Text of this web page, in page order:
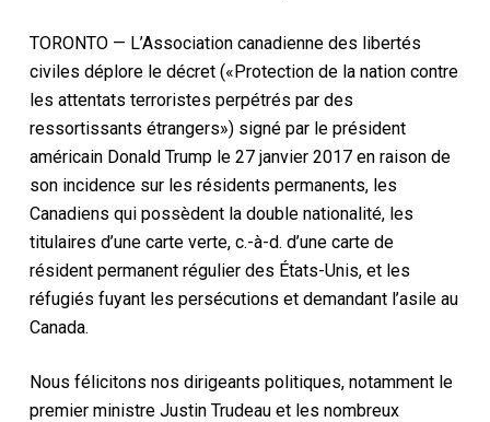
TORONTO — L’Association canadienne des libertés
civiles déplore le décret («Protection de la nation contre
les attentats terroristes perpétrés par des
ressortissants étrangers») signé par le président
américain Donald Trump le 27 janvier 2017 en raison de
son incidence sur les résidents permanents, les
Canadiens qui possèdent la double nationalité, les
titulaires d’une carte verte, c.-à-d. d’une carte de
résident permanent régulier des États-Unis, et les
réfugiés fuyant les persécutions et demandant l’asile au
Canada.
Nous félicitons nos dirigeants politiques, notamment le
premier ministre Justin Trudeau et les nombreux